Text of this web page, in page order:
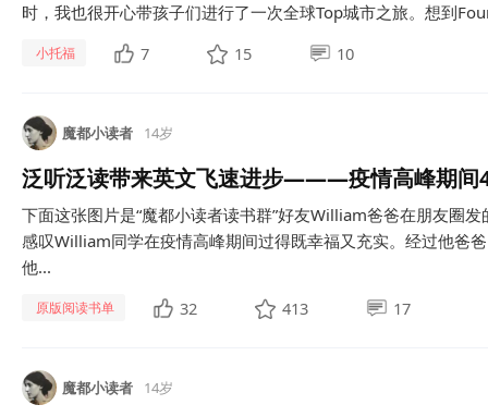
时，我也很开心带孩子们进行了一次全球Top城市之旅。想到
小托福 7 15 10
魔都小读者 14岁
泛听泛读带来英文飞速进步———疫情高峰期间
下面这张图片是“魔都小读者读书群”好友William爸爸在朋友圈
感叹William同学在疫情高峰期间过得既幸福又充实。经过他爸
他...
原版阅读书单 32 413 17
魔都小读者 14岁